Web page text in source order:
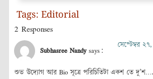
Tags: Editorial
2 Responses
Subhasree Nandy says:
সেপ্টেম্বর
শুভ উদ্যোগ আর Bio সূত্রে পরিচিতিটা একশ তে